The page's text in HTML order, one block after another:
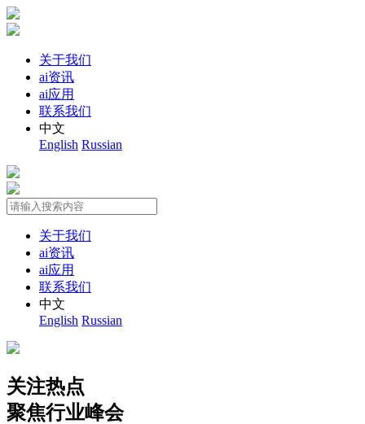
关于我们
ai资讯
ai应用
联系我们
中文
English Russian
关于我们
ai资讯
ai应用
联系我们
中文
English Russian
关注热点
聚焦行业峰会